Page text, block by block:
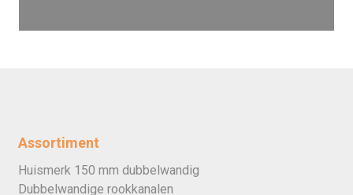
Assortiment
Huismerk 150 mm dubbelwandig
Dubbelwandige rookkanalen